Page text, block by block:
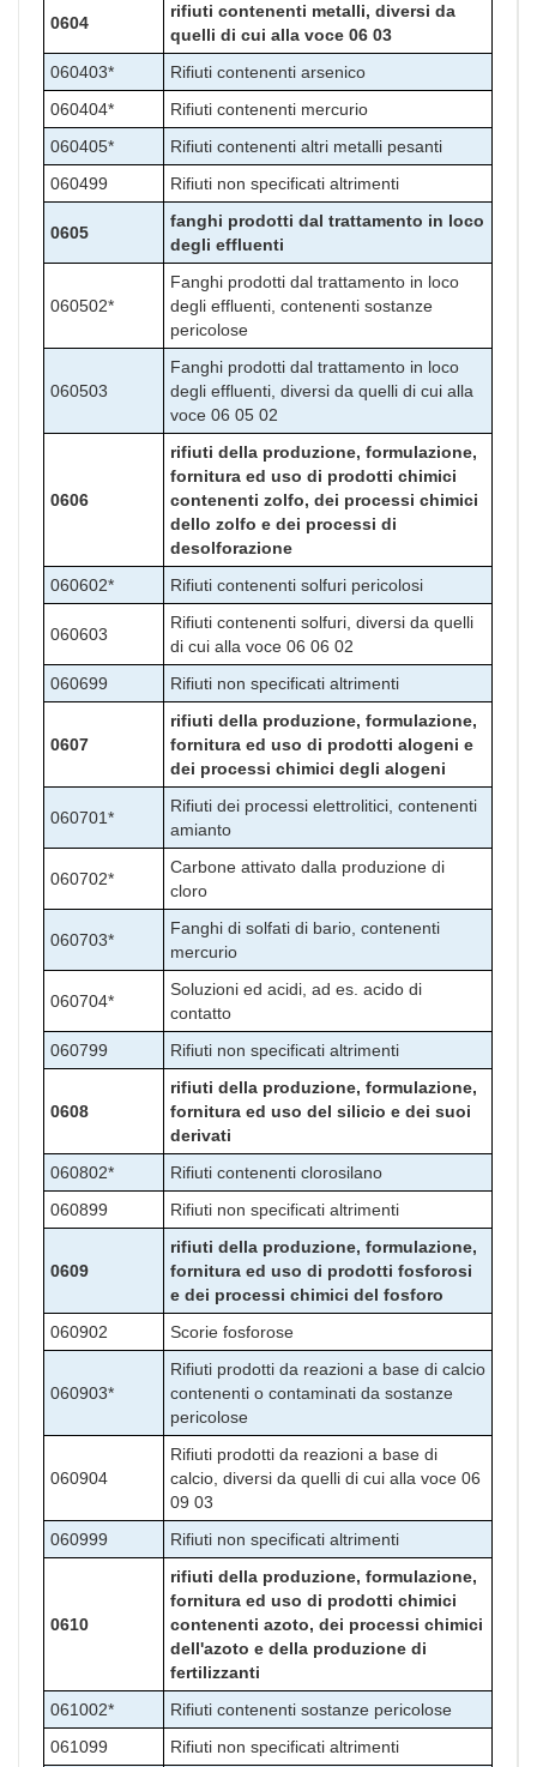
0604
rifiuti contenenti metalli, diversi da
quelli di cui alla voce 06 03
060403*
Rifiuti contenenti arsenico
060404*
Rifiuti contenenti mercurio
060405*
Rifiuti contenenti altri metalli pesanti
060499
Rifiuti non specificati altrimenti
0605
fanghi prodotti dal trattamento in loco
degli effluenti
060502*
Fanghi prodotti dal trattamento in loco
degli effluenti, contenenti sostanze
pericolose
060503
Fanghi prodotti dal trattamento in loco
degli effluenti, diversi da quelli di cui alla
voce 06 05 02
0606
rifiuti della produzione, formulazione,
fornitura ed uso di prodotti chimici
contenenti zolfo, dei processi chimici
dello zolfo e dei processi di
desolforazione
060602*
Rifiuti contenenti solfuri pericolosi
060603
Rifiuti contenenti solfuri, diversi da quelli
di cui alla voce 06 06 02
060699
Rifiuti non specificati altrimenti
0607
rifiuti della produzione, formulazione,
fornitura ed uso di prodotti alogeni e
dei processi chimici degli alogeni
060701*
Rifiuti dei processi elettrolitici, contenenti
amianto
060702*
Carbone attivato dalla produzione di
cloro
060703*
Fanghi di solfati di bario, contenenti
mercurio
060704*
Soluzioni ed acidi, ad es. acido di
contatto
060799
Rifiuti non specificati altrimenti
0608
rifiuti della produzione, formulazione,
fornitura ed uso del silicio e dei suoi
derivati
060802*
Rifiuti contenenti clorosilano
060899
Rifiuti non specificati altrimenti
0609
rifiuti della produzione, formulazione,
fornitura ed uso di prodotti fosforosi
e dei processi chimici del fosforo
060902
Scorie fosforose
060903*
Rifiuti prodotti da reazioni a base di calcio
contenenti o contaminati da sostanze
pericolose
060904
Rifiuti prodotti da reazioni a base di
calcio, diversi da quelli di cui alla voce 06
09 03
060999
Rifiuti non specificati altrimenti
0610
rifiuti della produzione, formulazione,
fornitura ed uso di prodotti chimici
contenenti azoto, dei processi chimici
dell'azoto e della produzione di
fertilizzanti
061002*
Rifiuti contenenti sostanze pericolose
061099
Rifiuti non specificati altrimenti